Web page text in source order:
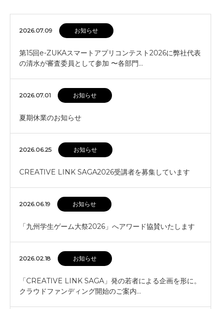
2026.07.09 お知らせ
第15回e-ZUKAスマートアプリコンテスト2026に弊社代表
の清水が審査委員として参加 〜各部門…
2026.07.01 お知らせ
夏期休業のお知らせ
2026.06.25 お知らせ
CREATIVE LINK SAGA2026受講者を募集しています
2026.06.19 お知らせ
「九州学生ゲーム大祭2026」へアワード協賛いたします
2026.02.18 お知らせ
「CREATIVE LINK SAGA」発の若者による企画を形に。
クラウドファンディング開始のご案内…